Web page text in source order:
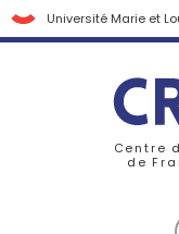
Université Marie et
Centre
de